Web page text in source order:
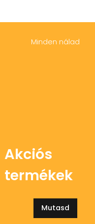
Minden nálad
Akciós
termékek
Mutasd